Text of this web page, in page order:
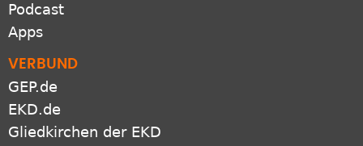
Podcast
Apps
VERBUND
GEP.de
EKD.de
Gliedkirchen der EKD